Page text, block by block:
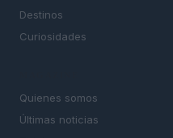
Destinos
Curiosidades
Quienes somos
Últimas noticias